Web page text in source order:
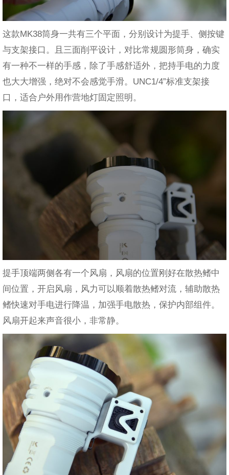
这款MK38筒身一共有三个平面，分别设计为提手、侧按键
与支架接口。且三面削平设计，对比常规圆形筒身，确实
有一种不一样的手感，除了手感舒适外，把持手电的力度
也大大增强，绝对不会感觉手滑。UNC1/4”标准支架接
口，适合户外用作营地灯固定照明。
提手顶端两侧各有一个风扇，风扇的位置刚好在散热鳍中
间位置，开启风扇，风力可以顺着散热鳍对流，辅助散热
鳍快速对手电进行降温，加强手电散热，保护内部组件。
风扇开起来声音很小，非常静。